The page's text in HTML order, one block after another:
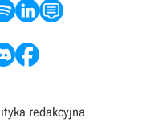
redakcyjna